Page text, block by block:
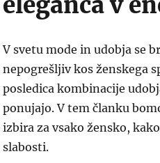
V svetu mode in udobja se
nepogrešljiv kos ženskega
posledica kombinacije
ponujajo. V tem članku
izbira za vsako žensko,
slabosti.